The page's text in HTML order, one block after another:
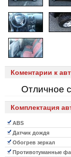
Коментарии к
Отличное
Комплектация
ABS
Датчик дождя
Обогрев зеркал
Противотуманные